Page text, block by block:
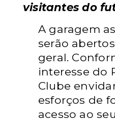
visitantes do
A garagem
serão
geral.
interesse do
Clube
esforços de
acesso ao